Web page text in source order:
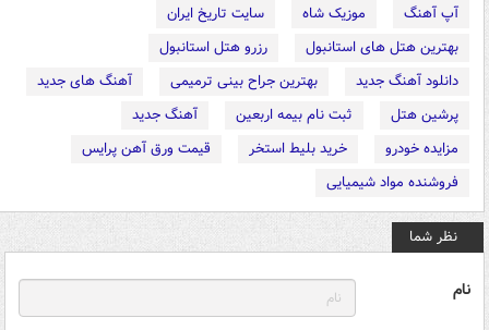
آپ آهنگ موزیک شاه
سایت تاریخ ایران
بهترین هتل های استانبول
رزرو هتل استانبول
دانلود آهنگ جدید
بهترین جراح بینی ترمیمی
آهنگ های جدید
پرشین هتل
ثبت نام بیمه اربعین
آهنگ جدید
مزایده خودرو
خرید بلیط استخر
قیمت ورق آهن پرایس
فروشنده مواد شیمیایی
نظر شما
نام